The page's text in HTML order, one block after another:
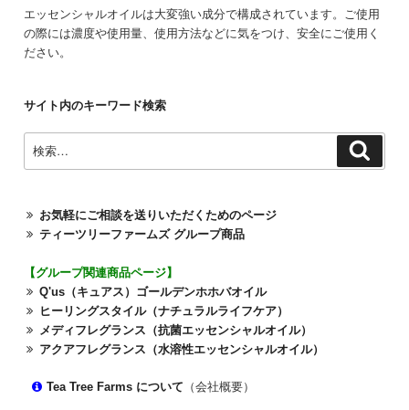
エッセンシャルオイルは大変強い成分で構成されています。ご使用
の際には濃度や使用量、使用方法などに気をつけ、安全にご使用く
ださい。
サイト内のキーワード検索
索:
お気軽にご相談を送りいただくためのページ
ティーツリーファームズ グループ商品
【グループ関連商品ページ】
Q'us（キュアス）ゴールデンホホバオイル
ヒーリングスタイル（ナチュラルライフケア）
メディフレグランス（抗菌エッセンシャルオイル）
アクアフレグランス（水溶性エッセンシャルオイル）
Tea Tree Farms について （会社概要）